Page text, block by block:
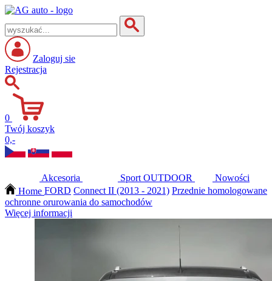
Zaloguj sie
Rejestracja
0
Twój koszyk
0,-
Akcesoria Sport OUTDOOR
Nowości
Home FORD Connect II (2013 - 2021) Przednie homologowane
ochronne orurowania do samochodów
Więcej informacji